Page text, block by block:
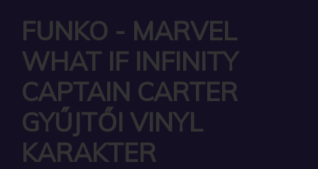
FUNKO - MARVEL
WHAT IF INFINITY
CAPTAIN CARTER
GYŰJTŐI VINYL
KARAKTER